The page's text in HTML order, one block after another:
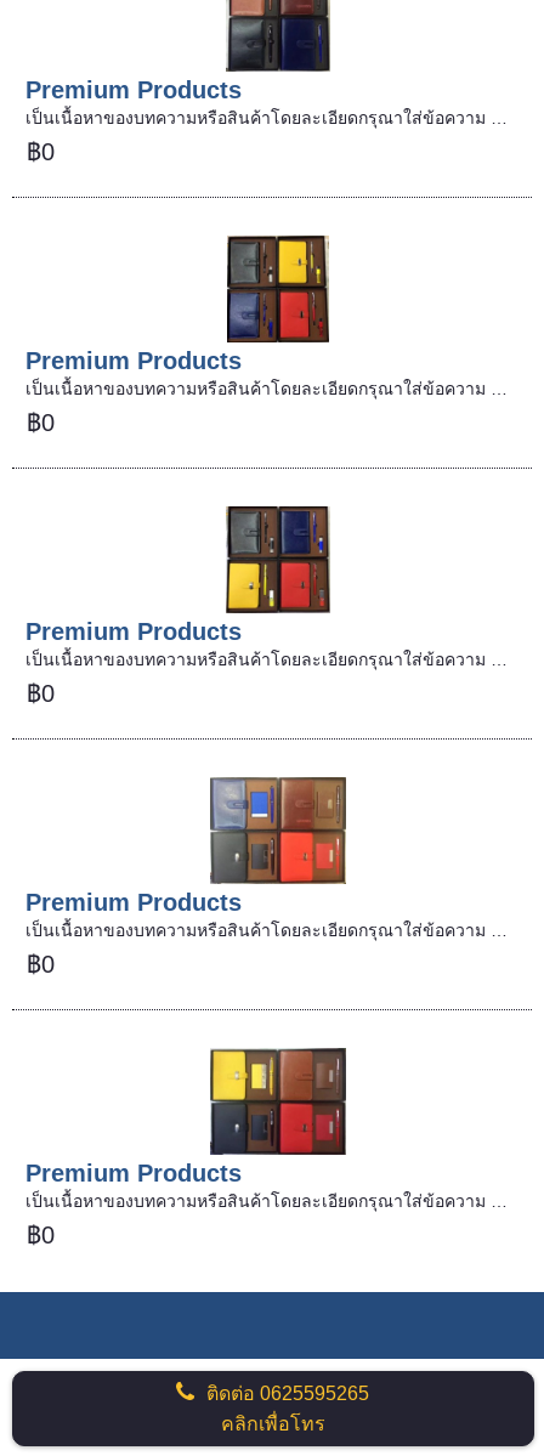
Premium Products
เป็นเนื้อหาของบทความหรือสินค้าโดยละเอียดกรุณาใส่ข้อความ …
฿0
Premium Products
เป็นเนื้อหาของบทความหรือสินค้าโดยละเอียดกรุณาใส่ข้อความ …
฿0
Premium Products
เป็นเนื้อหาของบทความหรือสินค้าโดยละเอียดกรุณาใส่ข้อความ …
฿0
Premium Products
เป็นเนื้อหาของบทความหรือสินค้าโดยละเอียดกรุณาใส่ข้อความ …
฿0
Premium Products
เป็นเนื้อหาของบทความหรือสินค้าโดยละเอียดกรุณาใส่ข้อความ …
฿0
ติดต่อ0625595265
คลิกเพื่อโทร